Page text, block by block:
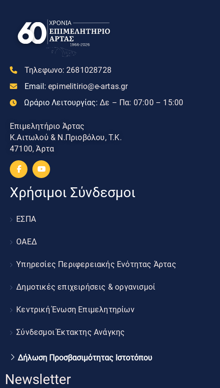
Τηλεφωνο: 2681028728
Email: epimelitirio@e-artas.gr
Ωράριο Λειτουργίας: Δε – Πα: 07:00 – 15:00
Επιμελητήριο Άρτας
Κ.Αιτωλού & Ν.Πριοβόλου, Τ.Κ.
47100, Άρτα
Χρήσιμοι Σύνδεσμοι
ΕΣΠΑ
ΟΑΕΔ
Υπηρεσίες Περιφερειακής Ενότητας Άρτας
Δημοτικές επιχειρήσεις & οργανισμοί
Κεντρική Ένωση Επιμελητηρίων
Σύνδεσμοι Έκτακτης Ανάγκης
Δήλωση Προσβασιμότητας Ιστοτόπου
Newsletter